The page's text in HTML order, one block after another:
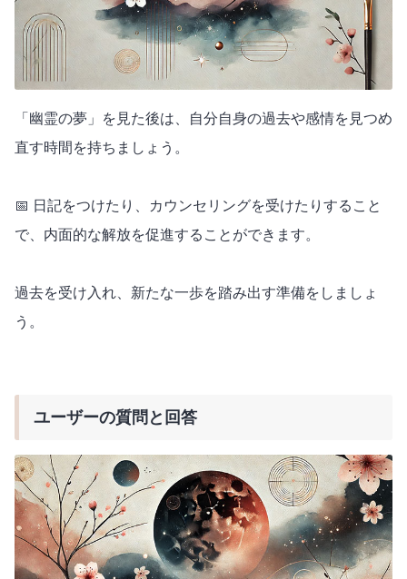
「幽霊の夢」を見た後は、自分自身の過去や感情を見つめ
直す時間を持ちましょう。
📅 日記をつけたり、カウンセリングを受けたりすること
で、内面的な解放を促進することができます。
過去を受け入れ、新たな一歩を踏み出す準備をしましょ
う。
ユーザーの質問と回答